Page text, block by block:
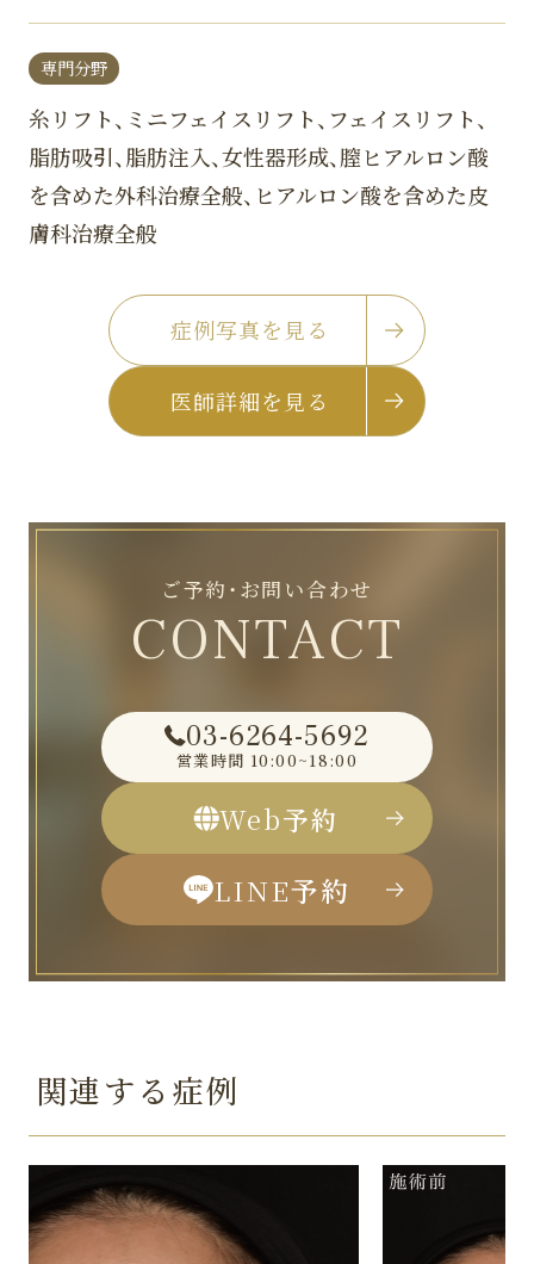
専門分野
糸リフト、ミニフェイスリフト、フェイスリフト、
脂肪吸引、脂肪注入、女性器形成、膣ヒアルロン酸
を含めた外科治療全般、ヒアルロン酸を含めた皮
膚科治療全般
症例写真を見る
医師詳細を見る
ご予約・お問い合わせ
CONTACT
03-6264-5692
営業時間 10:00~18:00
Web予約
LINE予約
関連する症例